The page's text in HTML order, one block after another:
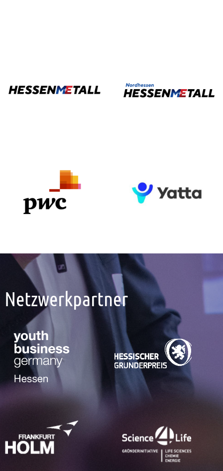
Netzwerkpartner